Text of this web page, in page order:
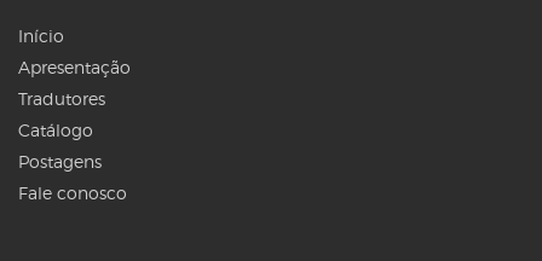
Início
Apresentação
Tradutores
Catálogo
Postagens
Fale conosco